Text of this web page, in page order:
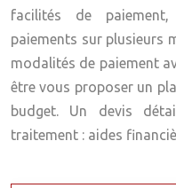
facilités de paiement,
paiements sur plusieurs
modalités de paiement
être vous proposer un
budget. Un devis
traitement : aides